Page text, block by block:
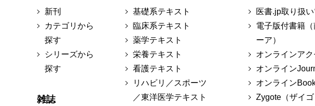
新刊
カテゴリから
探す
シリーズから
探す
雑誌
基礎系テキスト
臨床系テキスト
薬学テキスト
栄養テキスト
看護テキスト
リハビリ／スポーツ
／東洋医学テキスト
医書.jp取り扱
電子版付書籍
ーア）
オンラインア
オンライン
オンライン
Zygote（ザイゴ